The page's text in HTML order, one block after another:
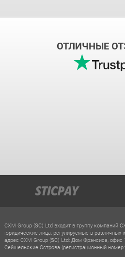
ОТЛИЧНЫЕ
CXM Group (SC) Ltd входит в группу компаний
юридические лица, регулируемые в различных
адрес CXM Group (SC) Ltd: Дом Фрэнсиса,
Сейшельские Острова (регистрационный номер: